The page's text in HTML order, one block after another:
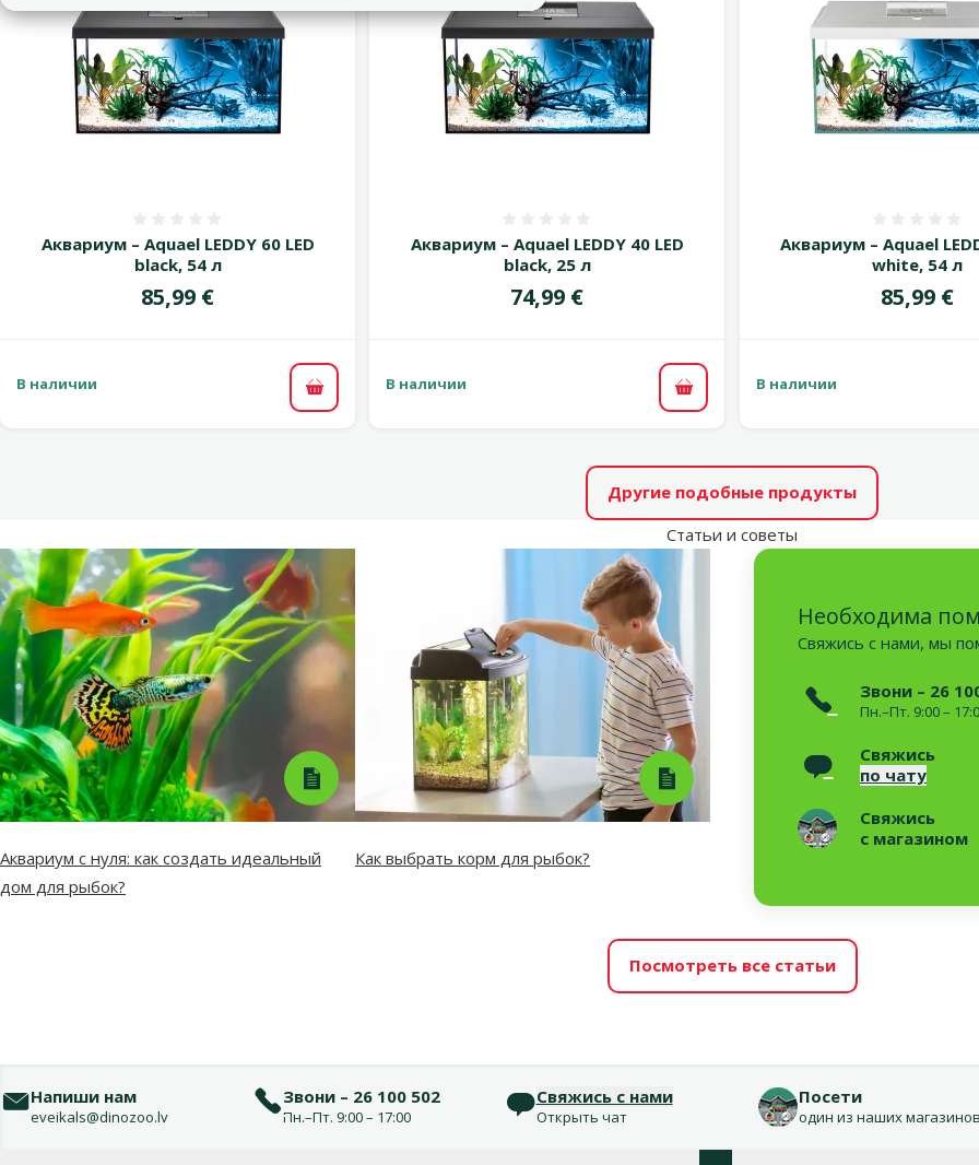
Аквариум – Aquael LEDDY 60 LED
black, 54 л
Цена
85,99 €
В наличии
В корзину
Аквариум – Aquael LEDDY 40 LED
black, 25 л
Цена
74,99 €
В наличии
В корзину
Аквариум – Aquael
white, 54 л
Цена
85,99 €
В наличии
Другие подобные продукты
Статьи и советы
Необходима
Свяжись с нами, мы
Звони – 26
Пн.–Пт. 9:00 –
Свяжись
по чату
Свяжись
с магазином
Аквариум с нуля: как создать идеальный
дом для рыбок?
Как выбрать корм для рыбок?
Посмотреть все статьи
Напиши нам
eveikals@dinozoo.lv
Звони – 26 100 502
Пн.–Пт. 9:00 – 17:00
Свяжись с нами
Открыть чат
Посети
один из наших